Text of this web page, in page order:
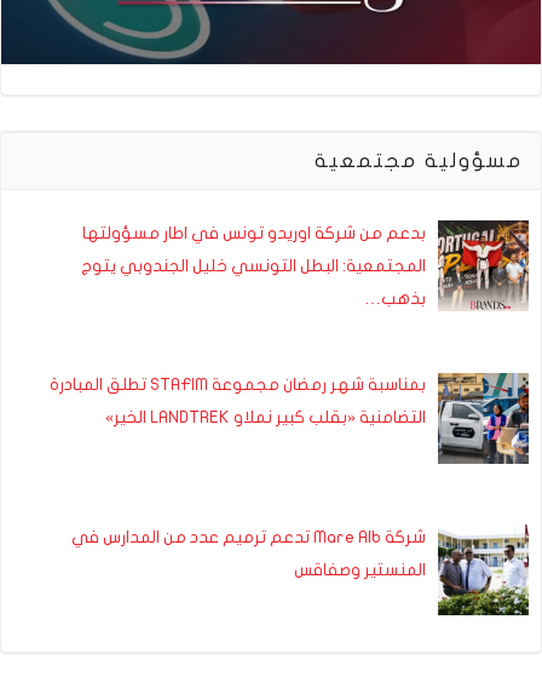
مسؤولية مجتمعية
بدعم من شركة اوريدو تونس في اطار مسؤولتها
المجتمعية: البطل التونسي خليل الجندوبي يتوج
بذهب…
بمناسبة شهر رمضان مجموعة STAFIM تطلق المبادرة
التضامنية «بقلب كبير نملاو LANDTREK الخير»
شركة Mare Alb تدعم ترميم عدد من المدارس في
المنستير وصفاقس